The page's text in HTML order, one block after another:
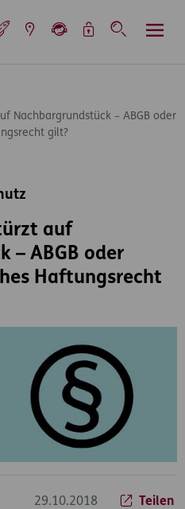
Nachbargrundstück – ABGB oder
gilt?
auf
– ABGB oder
Haftungsrecht
29.10.2018 Teilen